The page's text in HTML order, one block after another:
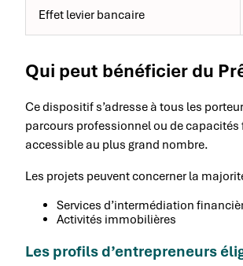
Effet levier bancaire
Qui peut bénéficier du
Ce dispositif s’adresse à tous les
parcours professionnel ou de capacités
accessible au plus grand nombre.
Les projets peuvent concerner la
Services d’intermédiation
Activités immobilières
Les profils d’entrepreneurs